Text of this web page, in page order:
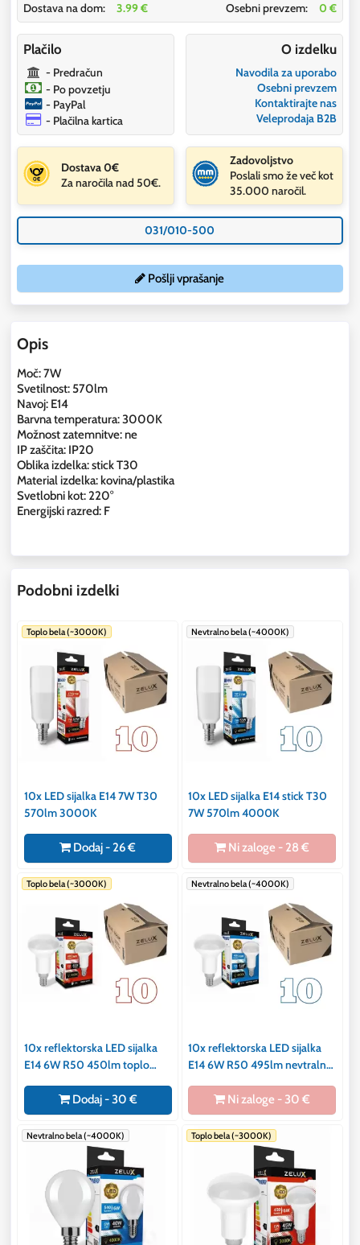
Dostava na dom: 3.99 € Osebni prevzem: 0 €
Plačilo
- Predračun
- Po povzetju
- PayPal
- Plačilna kartica
O izdelku
Navodila za uporabo
Osebni prevzem
Kontaktirajte nas
Veleprodaja B2B
Dostava 0€
Za naročila nad 50€.
Zadovoljstvo
Poslali smo že več kot
35.000 naročil.
031/010-500
Pošlji vprašanje
Opis
Moč: 7W
Svetilnost: 570lm
Navoj: E14
Barvna temperatura: 3000K
Možnost zatemnitve: ne
IP zaščita: IP20
Oblika izdelka: stick T30
Material izdelka: kovina/plastika
Svetlobni kot: 220°
Energijski razred: F
Podobni izdelki
Toplo bela (~3000K)
10x LED sijalka E14 7W T30
570lm 3000K
Dodaj - 26 €
Nevtralno bela (~4000K)
10x LED sijalka E14 stick T30
7W 570lm 4000K
Ni zaloge - 28 €
Toplo bela (~3000K)
10x reflektorska LED sijalka
E14 6W R50 450lm toplo
Dodaj - 30 €
Nevtralno bela (~4000K)
10x reflektorska LED sijalka
E14 6W R50 495lm nevtralno
Ni zaloge - 30 €
Nevtralno bela (~4000K) Toplo bela (~3000K)